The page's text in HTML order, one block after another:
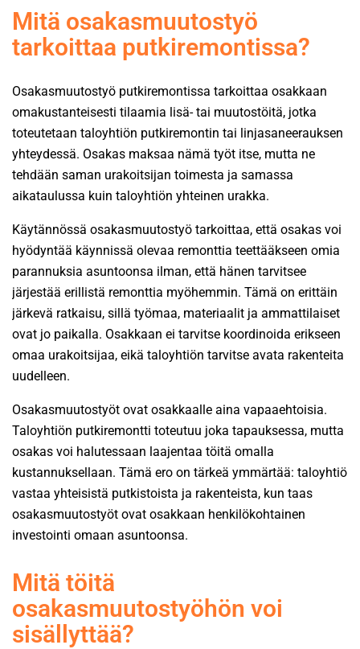
Mitä osakasmuutostyö
tarkoittaa putkiremontissa?
Osakasmuutostyö putkiremontissa tarkoittaa osakkaan
omakustanteisesti tilaamia lisä- tai muutostöitä, jotka
toteutetaan taloyhtiön putkiremontin tai linjasaneerauksen
yhteydessä. Osakas maksaa nämä työt itse, mutta ne
tehdään saman urakoitsijan toimesta ja samassa
aikataulussa kuin taloyhtiön yhteinen urakka.
Käytännössä osakasmuutostyö tarkoittaa, että osakas voi
hyödyntää käynnissä olevaa remonttia teettääkseen omia
parannuksia asuntoonsa ilman, että hänen tarvitsee
järjestää erillistä remonttia myöhemmin. Tämä on erittäin
järkevä ratkaisu, sillä työmaa, materiaalit ja ammattilaiset
ovat jo paikalla. Osakkaan ei tarvitse koordinoida erikseen
omaa urakoitsijaa, eikä taloyhtiön tarvitse avata rakenteita
uudelleen.
Osakasmuutostyöt ovat osakkaalle aina vapaaehtoisia.
Taloyhtiön putkiremontti toteutuu joka tapauksessa, mutta
osakas voi halutessaan laajentaa töitä omalla
kustannuksellaan. Tämä ero on tärkeä ymmärtää: taloyhtiö
vastaa yhteisistä putkistoista ja rakenteista, kun taas
osakasmuutostyöt ovat osakkaan henkilökohtainen
investointi omaan asuntoonsa.
Mitä töitä
osakasmuutostyöhön voi
sisällyttää?